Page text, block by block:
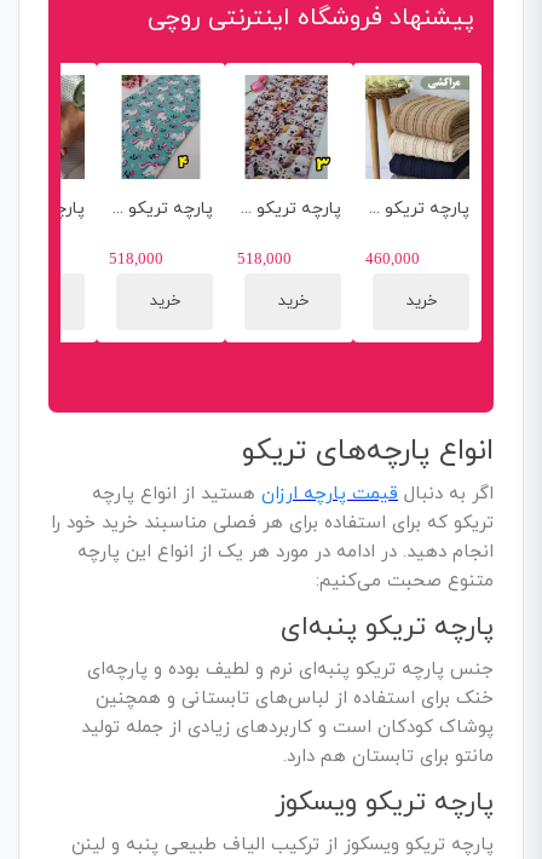
پیشنهاد فروشگاه اینترنتی روچی
پارچه تریکو مراکشی
460,000
خرید
پارچه تریکو پنبه طرحدار 4
518,000
خرید
پارچه تریکو پنبه طرحدار 2
518,000
خرید
انواع پارچه‌های تریکو
اگر به دنبال قیمت پارچه ارزان هستید از انواع پارچه
تریکو که برای استفاده برای هر فصلی مناسبند خرید خود را
انجام دهید. در ادامه در مورد هر یک از انواع این پارچه
متنوع صحبت می‌کنیم:
پارچه تریکو پنبه‌ای
جنس پارچه تریکو پنبه‌ای نرم و لطیف بوده و پارچه‌ای
خنک برای استفاده از لباس‌های تابستانی و همچنین
پوشاک کودکان است و کاربردهای زیادی از جمله تولید
مانتو برای تابستان هم دارد.
پارچه تریکو ویسکوز
پارچه تریکو ویسکوز از ترکیب الیاف طبیعی پنبه و لینن